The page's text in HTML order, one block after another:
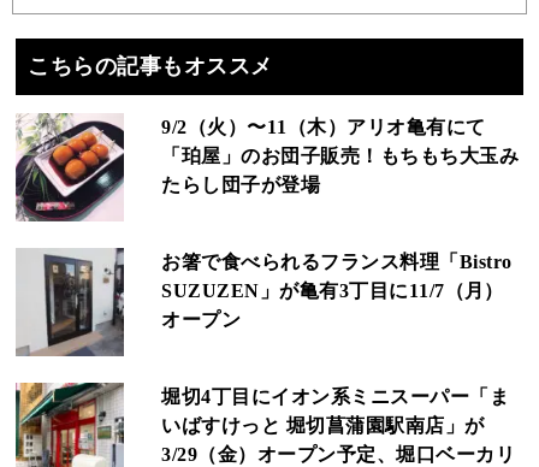
こちらの記事もオススメ
9/2（火）〜11（木）アリオ亀有にて
「珀屋」のお団子販売！もちもち大玉み
たらし団子が登場
お箸で食べられるフランス料理「Bistro
SUZUZEN」が亀有3丁目に11/7（月）
オープン
堀切4丁目にイオン系ミニスーパー「ま
いばすけっと 堀切菖蒲園駅南店」が
3/29（金）オープン予定、堀口ベーカリ